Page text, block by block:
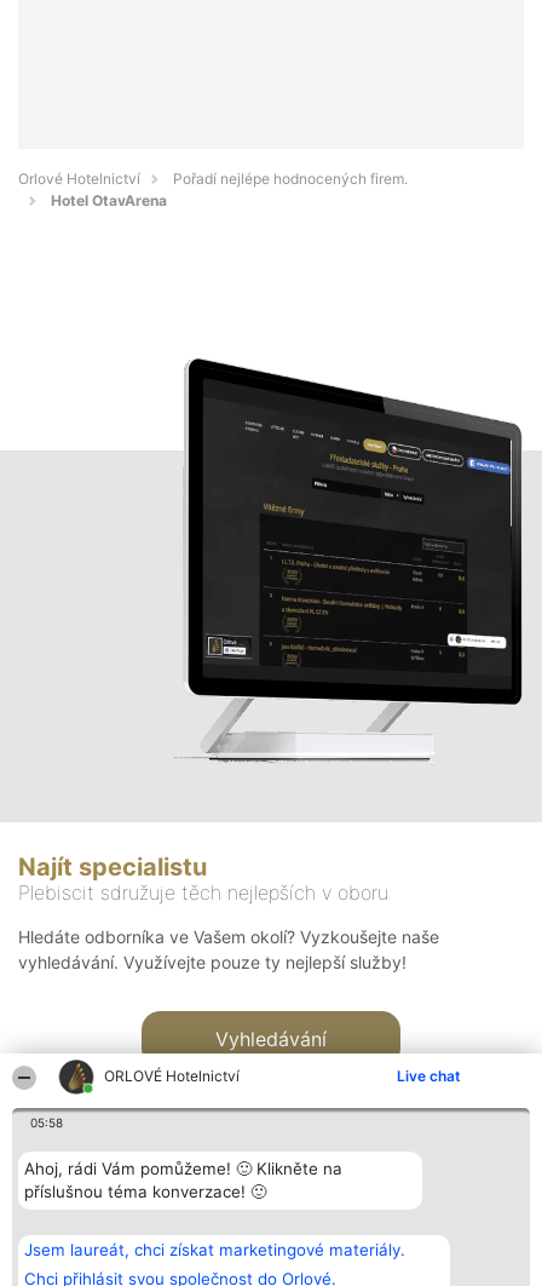
ORLOVÉ Hotelnictví Live chat
05:58
Ahoj, rádi Vám pomůžeme! 🙂 Klikněte na
příslušnou téma konverzace! 🙂
Jsem laureát, chci získat marketingové materiály.
Chci přihlásit svou společnost do Orlové.
Orlové Hotelnictví
Pořadí nejlépe hodnocených firem.
Hotel OtavArena
Najít specialistu
Plebiscit sdružuje těch nejlepších v oboru
Hledáte odborníka ve Vašem okolí? Vyzkoušejte naše
vyhledávání. Využívejte pouze ty nejlepší služby!
Vyhledávání
Bright Side Solutions sp. z o.
o. sp. k.
ul. Ruska 22
Vítězové
Seznam všech
laureátů
Kontakt